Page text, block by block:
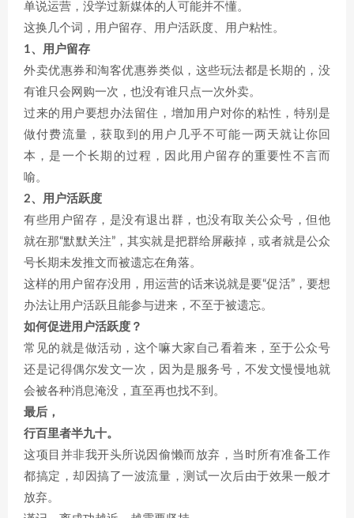
单说运营，没学过新媒体的人可能并不懂。
这换几个词，用户留存、用户活跃度、用户粘性。
1、用户留存
外卖优惠券和淘客优惠券类似，这些玩法都是长期的，没
有谁只会网购一次，也没有谁只点一次外卖。
过来的用户要想办法留住，增加用户对你的粘性，特别是
做付费流量，获取到的用户几乎不可能一两天就让你回
本，是一个长期的过程，因此用户留存的重要性不言而
喻。
2、用户活跃度
有些用户留存，是没有退出群，也没有取关公众号，但他
就在那“默默关注”，其实就是把群给屏蔽掉，或者就是公众
号长期未发推文而被遗忘在角落。
这样的用户留存没用，用运营的话来说就是要“促活”，要想
办法让用户活跃且能参与进来，不至于被遗忘。
如何促进用户活跃度？
常见的就是做活动，这个嘛大家自己看着来，至于公众号
还是记得偶尔发文一次，因为是服务号，不发文慢慢地就
会被各种消息淹没，直至再也找不到。
最后，
行百里者半九十。
这项目并非我开头所说因偷懒而放弃，当时所有准备工作
都搞定，却因搞了一波流量，测试一次后由于效果一般才
放弃。